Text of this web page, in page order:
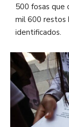
500 fosas que
mil 600 restos
identificados.